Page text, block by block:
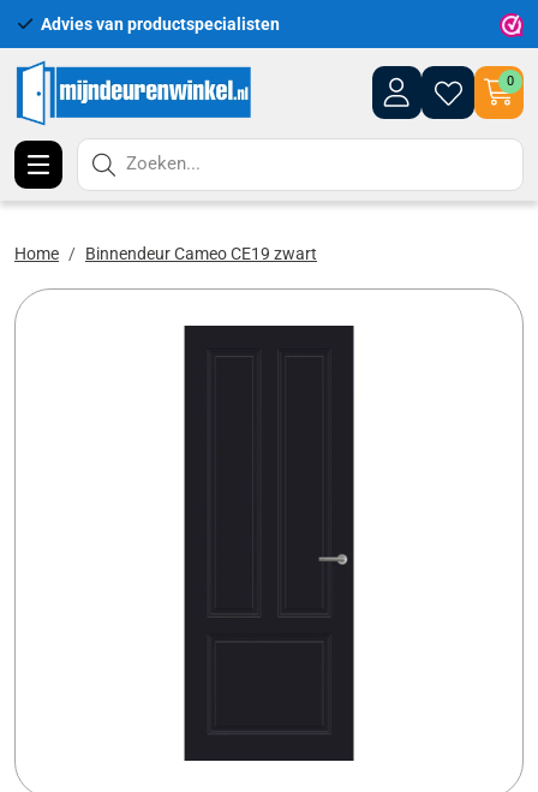
Advies van productspecialisten
0
Zoeken...
Home Binnendeur Cameo CE19 zwart